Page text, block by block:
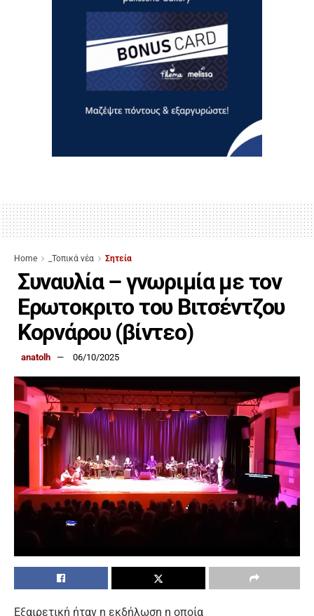
Home _Τοπικά νέα Σητεία
Συναυλία – γνωριμία με τον
Ερωτοκριτο του Βιτσέντζου
Κορνάρου (βίντεο)
anatolh 06/10/2025
Εξαιρετική ήταν η εκδήλωση η οποία